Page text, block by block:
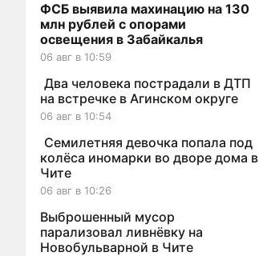
ФСБ выявила махинацию на 130
млн рублей с опорами
освещения в Забайкалья
06 авг в 10:59
Два человека пострадали в ДТП
на встречке в Агинском округе
06 авг в 10:54
Семилетняя девочка попала под
колёса иномарки во дворе дома в
Чите
06 авг в 10:26
Выброшенный мусор
парализовал ливнёвку на
Новобульварной в Чите